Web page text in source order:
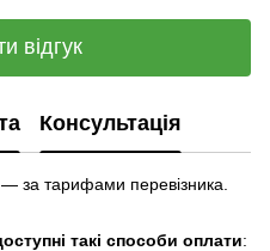
відгук
Консультація
за тарифами перевізника.
такі способи оплати: